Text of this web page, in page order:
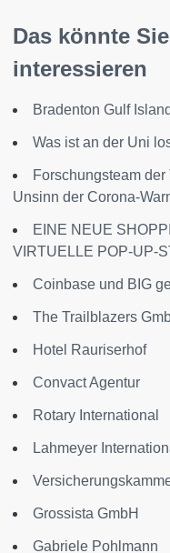
Das könnte
interessieren
Bradenton Gulf
Was ist an der Uni
Forschungsteam
Unsinn der Corona-
EINE NEUE
VIRTUELLE POP-UP-
Coinbase und BIG
The Trailblazers
Hotel Rauriserhof
Convact Agentur
Rotary International
Lahmeyer
Grossista GmbH
Gabriele Pohlmann